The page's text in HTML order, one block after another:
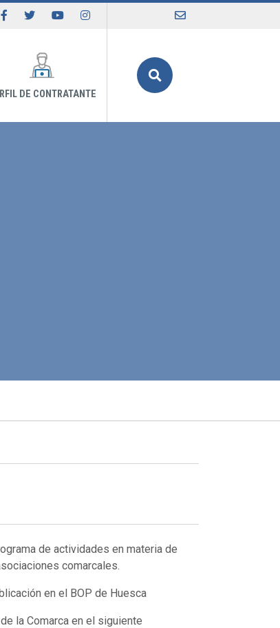
DE CONTRATANTE
de actividades en materia de
comarcales.
en el BOP de Huesca
la Comarca en el siguiente